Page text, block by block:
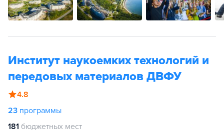
Институт наукоемких технологий и
передовых материалов ДВФУ
4.8
23 программы
181 бюджетных мест